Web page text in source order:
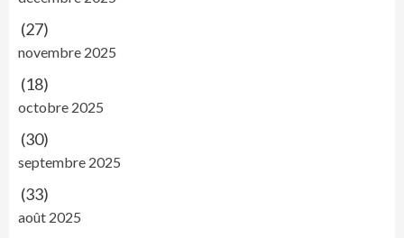
(27)
novembre 2025
(18)
octobre 2025
(30)
septembre 2025
(33)
août 2025